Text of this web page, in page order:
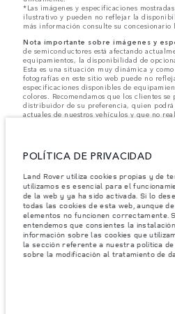
*Las imágenes y especificaciones
ilustrativo y pueden no reflejar la
más información consulte su concesionario
Nota importante sobre imágenes y
de semiconductores está afectando
equipamientos, la disponibilidad de
Esta es una situación muy dinámica y
fotografías en este sitio web puede no
especificaciones disponibles de
colores. Recomendamos que los clientes
distribuidor de su preferencia, quien
actuales de nuestros vehículos y que no
las especificaciones, el diseño y la
accesorios, por lo que se producen
vendrán incluidas de serie. La información,
y los colores que aparecen en esta página
especificaciones europeas. Estos pueden
pueden ser modificados sin previo aviso.
equipamiento opcional y accesorios
disponibles en todos los mercados. Ponte
local para consultar disponibilidad y
Cargas Máximas por Eje no se excedan al
POLÍTICA DE PRIVACIDAD
Land Rover utiliza cookies propias y de
utilizamos es esencial para el
de la web y ya ha sido activada. Si lo
todas las cookies de esta web, aunque
elementos no funcionen correctamente.
entendemos que consientes la
información sobre las cookies que
la sección referente a nuestra política
sobre la modificación al tratamiento de